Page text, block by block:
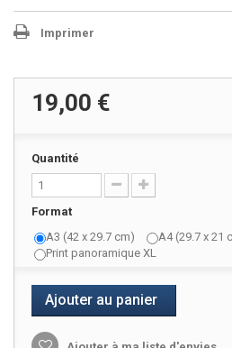
Imprimer
19,00 €
Quantité
Format
A3 (42 x 29.7 cm)
A4 (29.7 x 21
Print panoramique XL
Ajouter au panier